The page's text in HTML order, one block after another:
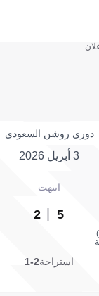
دوري روشن السعودي
3 أبريل 2026
انتهت
5
2
استراحة2-1